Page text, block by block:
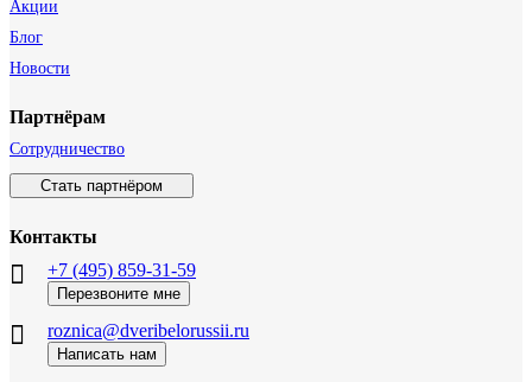
Акции
Блог
Новости
Партнёрам
Сотрудничество
Стать партнёром
Контакты
+7 (495) 859-31-59
Перезвоните мне
roznica@dveribelorussii.ru
Написать нам